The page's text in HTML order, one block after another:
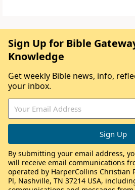
Sign Up for Bible
Knowledge
Get weekly Bible news, info,
your inbox.
By submitting your email address,
will receive email communications
operated by HarperCollins Christian
Pl, Nashville, TN 37214 USA,